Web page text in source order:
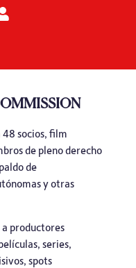
socios, film
de pleno derecho
de
y otras
productores
series,
spots